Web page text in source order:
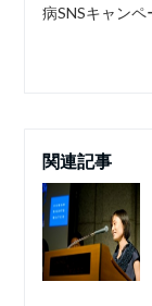
病SNSキャンペ
関連記事